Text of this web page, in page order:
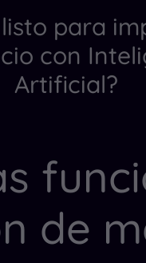
listo para
con
Artificial?
de